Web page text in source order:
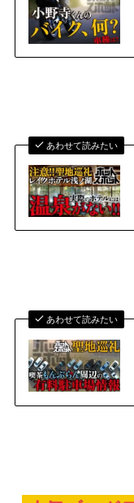
あわせて読みたい
あわせて読みたい